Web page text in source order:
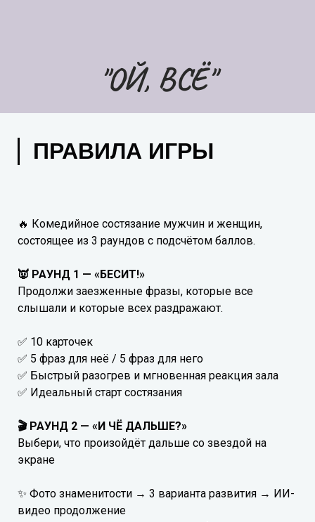
"ОЙ, ВСЁ"
ПРАВИЛА ИГРЫ
🔥 Комедийное состязание мужчин и женщин,
состоящее из 3 раундов с подсчётом баллов.
👿 РАУНД 1 — «БЕСИТ!»
Продолжи заезженные фразы, которые все
слышали и которые всех раздражают.
✅ 10 карточек
✅ 5 фраз для неё / 5 фраз для него
✅ Быстрый разогрев и мгновенная реакция зала
✅ Идеальный старт состязания
🎬 РАУНД 2 — «И ЧЁ ДАЛЬШЕ?»
Выбери, что произойдёт дальше со звездой на
экране
✨ Фото знаменитости → 3 варианта развития → ИИ-
видео продолжение